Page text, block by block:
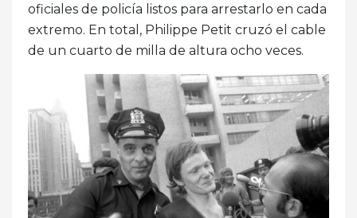
oficiales de policía listos para arrestarlo en cada
extremo. En total, Philippe Petit cruzó el cable
de un cuarto de milla de altura ocho veces.